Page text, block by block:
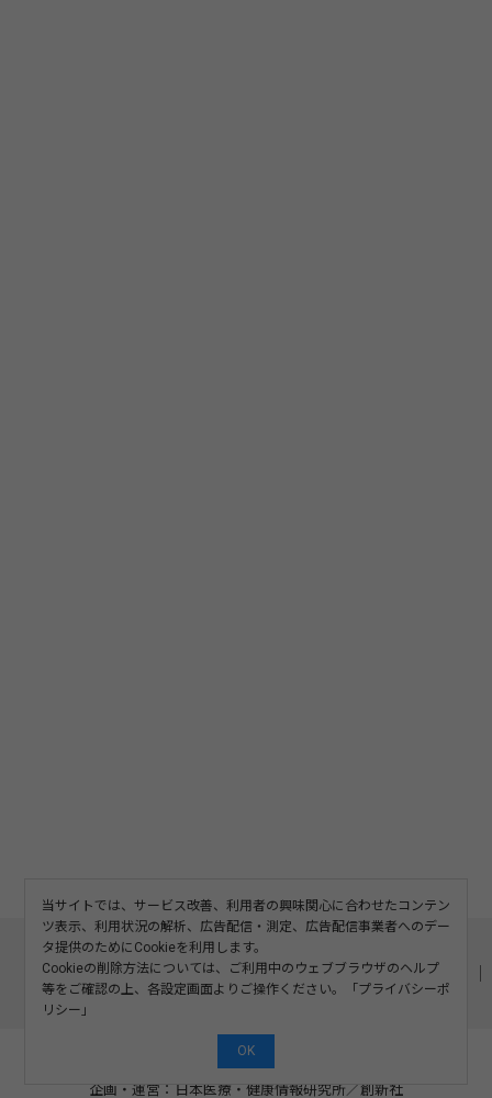
このサイトについて 利用規約
記事の二次利用について
プライバシーポリシー
お問い合わせ
運営会社
©2008-2026 SOSHINSHA All Rights Reserved.
企画・運営：日本医療・健康情報研究所 ／ 創新社
当サイトでは、サービス改善、利用者の興味関心に合わせたコンテン
ツ表示、利用状況の解析、広告配信・測定、広告配信事業者へのデー
タ提供のためにCookieを利用します。
Cookieの削除方法については、ご利用中のウェブブラウザのヘルプ
等をご確認の上、各設定画面よりご操作ください。「プライバシーポ
リシー 」
OK